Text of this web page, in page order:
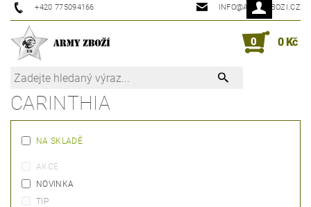
+420 775094166 INFO@ARMYZBOZI.CZ
0 0 Kč
CARINTHIA
NA SKLADĚ
AKCE
NOVINKA
TIP